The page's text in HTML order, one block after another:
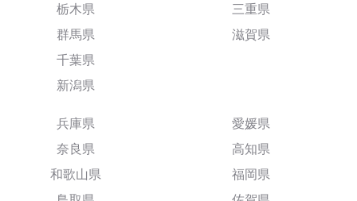
栃木県
群馬県
千葉県
新潟県
三重県
滋賀県
兵庫県
奈良県
和歌山県
愛媛県
高知県
福岡県